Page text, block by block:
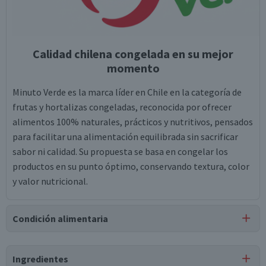
Calidad chilena congelada en su mejor
momento
Minuto Verde es la marca líder en Chile en la categoría de
frutas y hortalizas congeladas, reconocida por ofrecer
alimentos 100% naturales, prácticos y nutritivos, pensados
para facilitar una alimentación equilibrada sin sacrificar
sabor ni calidad. Su propuesta se basa en congelar los
productos en su punto óptimo, conservando textura, color
y valor nutricional.
Condición alimentaria
Ingredientes